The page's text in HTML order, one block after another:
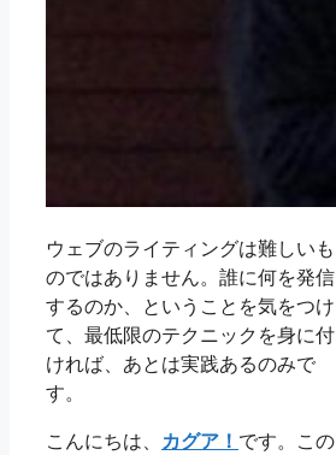
ウェブのライティングは難しいも
のではありません。誰に何を発信
するのか、ということを気をつけ
て、最低限のテクニックを身に付
ければ、あとは実践あるのみで
す。
こんにちは、 カグア！ です。この